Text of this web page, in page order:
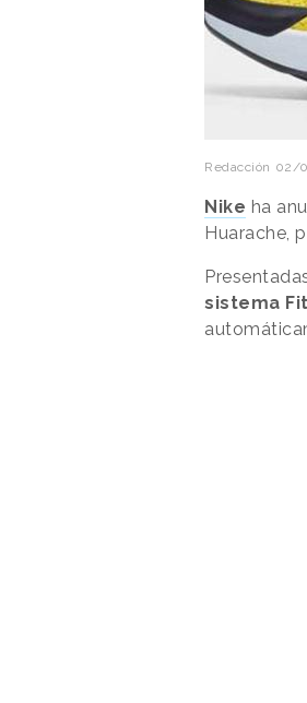
Redacción 02/
Nike ha
Huarache,
sistema